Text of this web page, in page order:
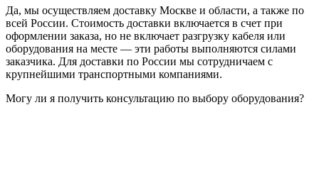
Да, мы осуществляем доставку Москве и области, а также по
всей России. Стоимость доставки включается в счет при
оформлении заказа, но не включает разгрузку кабеля или
оборудования на месте — эти работы выполняются силами
заказчика. Для доставки по России мы сотрудничаем с
крупнейшими транспортными компаниями.
Могу ли я получить консультацию по выбору оборудования?